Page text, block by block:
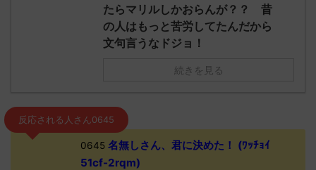
たらマリルしかおらんが？？ 昔
の人はもっと苦労してたんだから
文句言うなドジョ！
続きを見る
反応される人さん0645
0645名無しさん、君に決めた！ (ﾜｯﾁｮｲ
51cf-2rqm)